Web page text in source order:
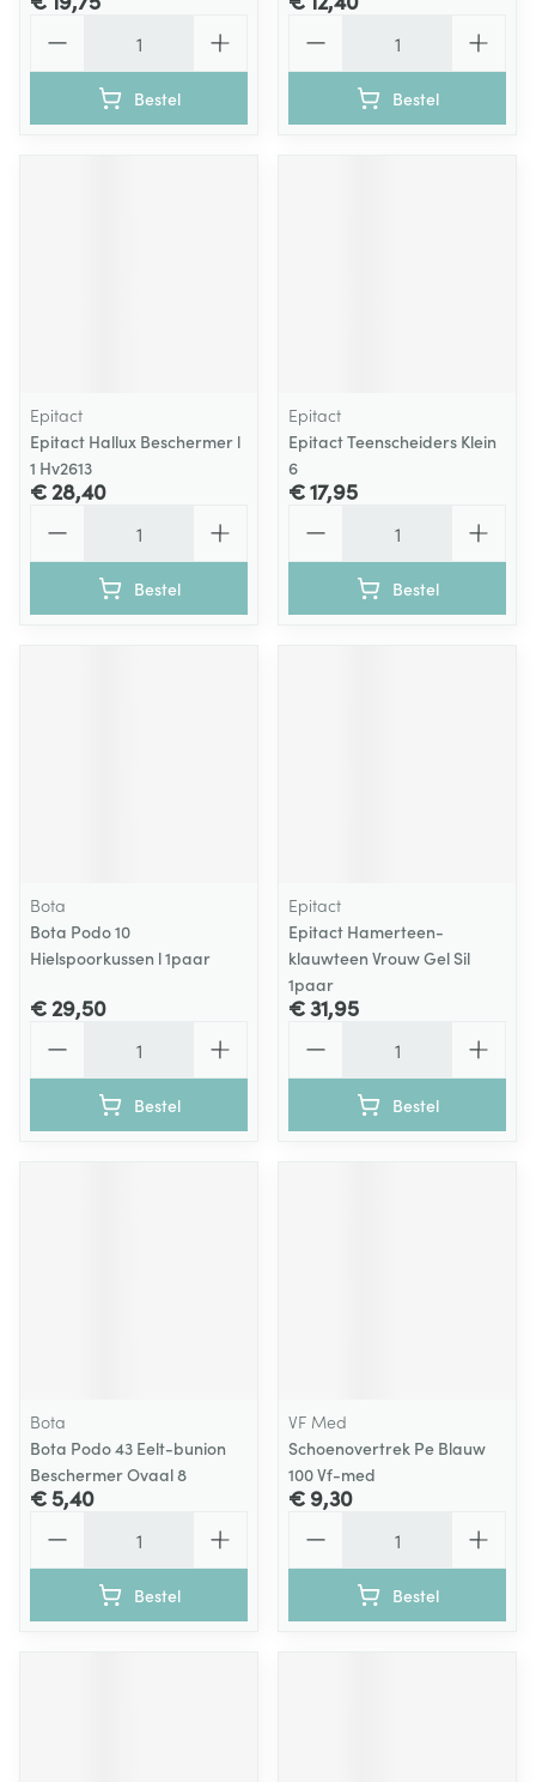
Bestel Bestel
Epitact
Epitact Hallux Beschermer l
1 Hv2613
€ 28,40
Bestel
Epitact
Epitact Teenscheiders Klein
6
€ 17,95
Bestel
Bota
Bota Podo 10
Hielspoorkussen l 1paar
€ 29,50
Bestel
Epitact
Epitact Hamerteen-
klauwteen Vrouw Gel Sil
1paar
€ 31,95
Bestel
Bota
Bota Podo 43 Eelt-bunion
Beschermer Ovaal 8
€ 5,40
Bestel
VF Med
Schoenovertrek Pe Blauw
100 Vf-med
€ 9,30
Bestel